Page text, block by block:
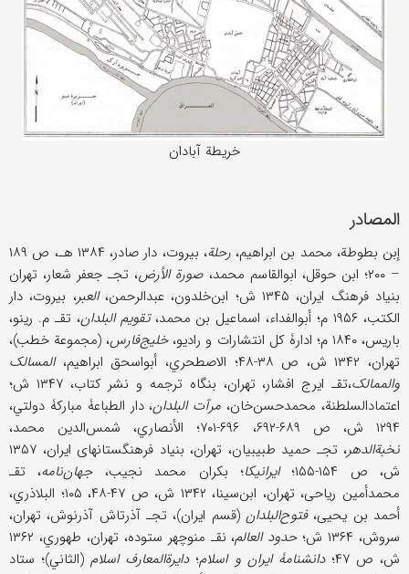
خریطة آبادان
المصادر
إبن بطوطة، محمد بن ابراهیم،رحلة
، بیروت، دار صادر، ۱۳۸۴ هـ، ص ۱۸۹
– ۲۰۰؛ ابن حوقل، ابوالقاسم محمد،
صورة الأرض، تجـ جعفر شعار، تهران
بنیاد فرهنگ ایران، ۱۳۴۵ ش؛ ابن‌خلدون، عبدالرحمن،
العبر، بیروت، دار
الکتب، ۱۹۵۶ م؛ أبوالفداء، اسماعیل بن محمد،
تقویم البلدان، تقـ م. رینو،
باریس، ۱۸۴۰ م؛ ادارۀ کل انتشارات و رادیو،
خلیج‌فارس، (مجموعة خطب)،
تهران، ۱۳۴۲ ش، ص ۳۸-۴۸؛ الاصطحري، أبواسحق ابراهیم،
المسالک
والممالک
،تقـ ایرج افشار، تهران، بنگاه ترجمه و نشر کتاب، ۱۳۴۷ ش؛
اعتمادالسلطنة، محمدحسن‌خان، مرآت البلدان، دار الطباعۀ مبارکۀ دولتي،
۱۲۹۴ ش، ص ۶۸۹-۶۹۲، ۶۹۶-۷۰۱؛ الأنصاري، شمس‌الدین محمد،
نخبة‌الدهر
، تجـ حمید طبیبیان، تهران، بنیاد فرهنگستانهای ایران، ۱۳۵۷
ش، ص ۱۵۴-۱۵۵؛
ایرانیکا؛ بکران محمد نجیب،جهان‌نامه، تقـ
محمدأمین ریاحی، تهران، ابن‌سینا، ۱۳۴۲ ش، ص ۴۷-۴۸، ۱۰۵؛ البلاذري،
أحمد بن یحیی،فتوح‌البلدان(قسم ایران)، تجـ آذرتاش آذرنوش، تهران،
سروش، ۱۳۶۴ ش؛
حدود العالم
، نقـ منوچهر ستوده، تهران، طهوري، ۱۳۶۲
ش، ص ۴۷؛
دانشنامۀ ایران و اسلام؛دایرة‌المعارف اسلام (الثاني)؛ ستاد